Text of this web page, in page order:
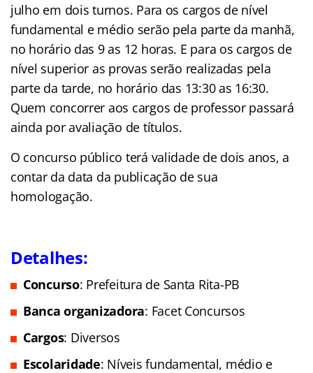
julho em dois turnos. Para os cargos de nível
fundamental e médio serão pela parte da manhã,
no horário das 9 as 12 horas. E para os cargos de
nível superior as provas serão realizadas pela
parte da tarde, no horário das 13:30 as 16:30.
Quem concorrer aos cargos de professor passará
ainda por avaliação de títulos.
O concurso público terá validade de dois anos, a
contar da data da publicação de sua
homologação.
Detalhes:
Concurso: Prefeitura de Santa Rita-PB
Banca organizadora: Facet Concursos
Cargos: Diversos
Escolaridade: Níveis fundamental, médio e